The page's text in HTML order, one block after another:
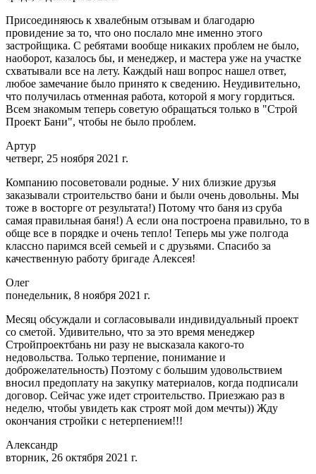
Присоединяюсь к хвалебным отзывам и благодарю
провидение за то, что оно послало мне именно этого
застройщика. С ребятами вообще никаких проблем не было,
наоборот, казалось бы, и менеджер, и мастера уже на участке
схватывали все на лету. Каждый наш вопрос нашел ответ,
любое замечание было принято к сведению. Неудивительно,
что получилась отменная работа, которой я могу гордиться.
Всем знакомым теперь советую обращаться только в "Строй
Проект Бани", чтобы не было проблем.
Артур
четверг, 25 ноября 2021 г.
Компанию посоветовали родные. У них близкие друзья
заказывали строительство бани и были очень довольны. Мы
тоже в восторге от результата!) Потому что баня из сруба
самая правильная баня!) А если она построена правильно, то в
обще все в порядке и очень тепло! Теперь мы уже полгода
классно паримся всей семьей и с друзьями. Спасибо за
качественную работу бригаде Алексея!
Олег
понедельник, 8 ноября 2021 г.
Месяц обсуждали и согласовывали индивидуальный проект
со сметой. Удивительно, что за это время менеджер
Стройпроектбань ни разу не высказала какого-то
недовольства. Только терпение, понимание и
доброжелательность) Поэтому с большим удовольствием
вносил предоплату на закупку материалов, когда подписали
договор. Сейчас уже идет строительство. Приезжаю раз в
неделю, чтобы увидеть как строят мой дом мечты)) Жду
окончания стройки с нетерпением!!!
Александр
вторник, 26 октября 2021 г.